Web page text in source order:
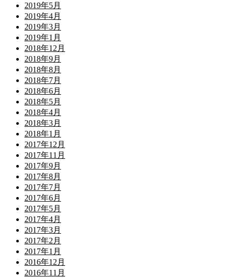
2019年5月
2019年4月
2019年3月
2019年1月
2018年12月
2018年9月
2018年8月
2018年7月
2018年6月
2018年5月
2018年4月
2018年3月
2018年1月
2017年12月
2017年11月
2017年9月
2017年8月
2017年7月
2017年6月
2017年5月
2017年4月
2017年3月
2017年2月
2017年1月
2016年12月
2016年11月